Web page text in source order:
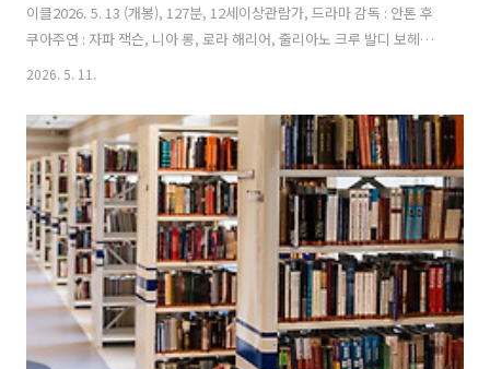
이클2026. 5. 13 (개봉), 127분, 12세이상관람가, 드라마 감독 : 안톤 후
쿠아주연 : 자파 잭슨, 니아 롱, 로라 해리어, 줄리아노 크루 발디 보헤미
안 랩소디 제작진과 팝의 황제 마이클 잭슨의 만남!2026년 그의 발끝에
내로 데뷔하자마자 음악적 천재성과 스타성으로 주목을 받은 마이클 잭
슨. 전 세계적인 스타로 성공하지만, 그는 가족에 대한 책임감과 자신의
음악적 정체성 사이에서 고민에 빠지게 된다. 천재적인 뮤지션에서 시대
를 초월한 아이콘이 되기까지, 그의 무대가 펼쳐진다. 영상출처 :
youtu.be/D5Wbzgi6Ivs 추천영화 NO..
2026. 5. 11.